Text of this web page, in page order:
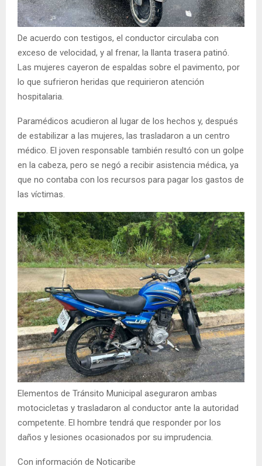
De acuerdo con testigos, el conductor circulaba con
exceso de velocidad, y al frenar, la llanta trasera patinó.
Las mujeres cayeron de espaldas sobre el pavimento, por
lo que sufrieron heridas que requirieron atención
hospitalaria.
Paramédicos acudieron al lugar de los hechos y, después
de estabilizar a las mujeres, las trasladaron a un centro
médico. El joven responsable también resultó con un golpe
en la cabeza, pero se negó a recibir asistencia médica, ya
que no contaba con los recursos para pagar los gastos de
las víctimas.
Elementos de Tránsito Municipal aseguraron ambas
motocicletas y trasladaron al conductor ante la autoridad
competente. El hombre tendrá que responder por los
daños y lesiones ocasionados por su imprudencia.
Con información de Noticaribe